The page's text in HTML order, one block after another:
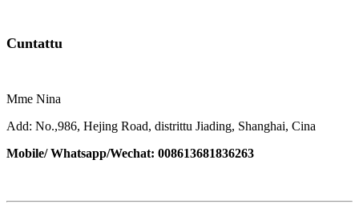
Cuntattu
Mme Nina
Add: No.,986, Hejing Road, distrittu Jiading, Shanghai, Cina
Mobile/ Whatsapp/Wechat: 008613681836263